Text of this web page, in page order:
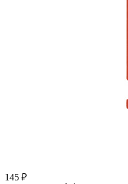
145 ₽